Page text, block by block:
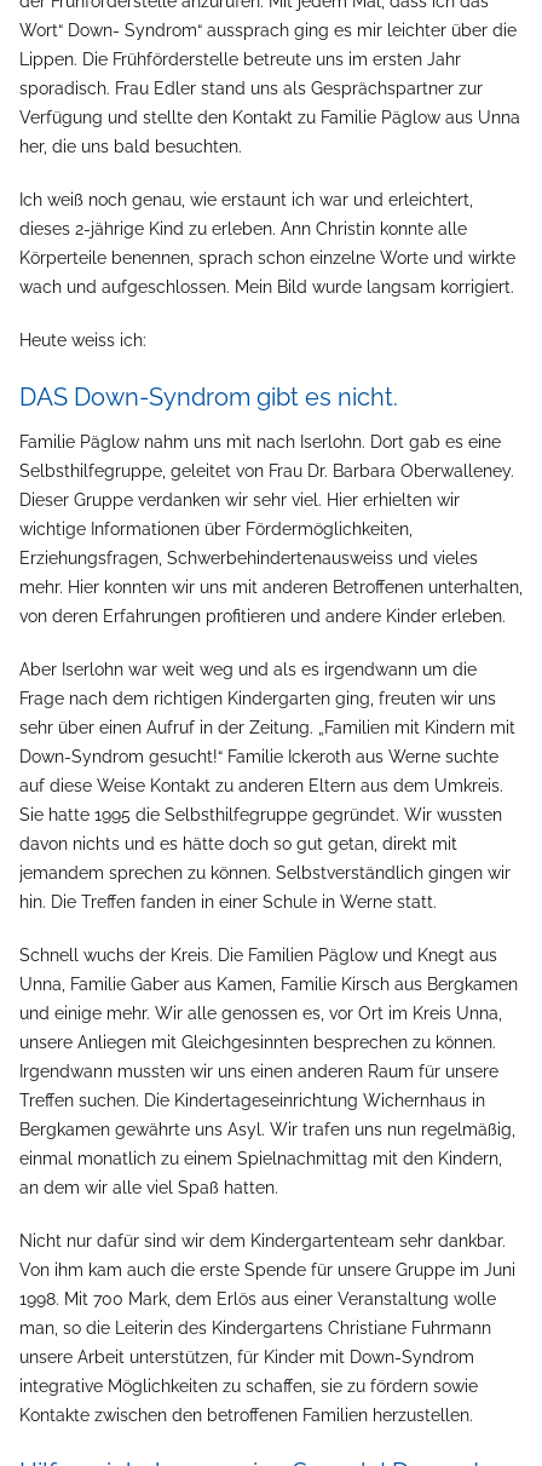
Wort“ Down- Syndrom“ aussprach ging es mir leichter über die
Lippen. Die Frühförderstelle betreute uns im ersten Jahr
sporadisch. Frau Edler stand uns als Gesprächspartner zur
Verfügung und stellte den Kontakt zu Familie Päglow aus Unna
her, die uns bald besuchten.
Ich weiß noch genau, wie erstaunt ich war und erleichtert,
dieses 2-jährige Kind zu erleben. Ann Christin konnte alle
Körperteile benennen, sprach schon einzelne Worte und wirkte
wach und aufgeschlossen. Mein Bild wurde langsam korrigiert.
Heute weiss ich:
DAS Down-Syndrom gibt es nicht.
Familie Päglow nahm uns mit nach Iserlohn. Dort gab es eine
Selbsthilfegruppe, geleitet von Frau Dr. Barbara Oberwalleney.
Dieser Gruppe verdanken wir sehr viel. Hier erhielten wir
wichtige Informationen über Fördermöglichkeiten,
Erziehungsfragen, Schwerbehindertenausweiss und vieles
mehr. Hier konnten wir uns mit anderen Betroffenen unterhalten,
von deren Erfahrungen profitieren und andere Kinder erleben.
Aber Iserlohn war weit weg und als es irgendwann um die
Frage nach dem richtigen Kindergarten ging, freuten wir uns
sehr über einen Aufruf in der Zeitung. „Familien mit Kindern mit
Down-Syndrom gesucht!“ Familie Ickeroth aus Werne suchte
auf diese Weise Kontakt zu anderen Eltern aus dem Umkreis.
Sie hatte 1995 die Selbsthilfegruppe gegründet. Wir wussten
davon nichts und es hätte doch so gut getan, direkt mit
jemandem sprechen zu können. Selbstverständlich gingen wir
hin. Die Treffen fanden in einer Schule in Werne statt.
Schnell wuchs der Kreis. Die Familien Päglow und Knegt aus
Unna, Familie Gaber aus Kamen, Familie Kirsch aus Bergkamen
und einige mehr. Wir alle genossen es, vor Ort im Kreis Unna,
unsere Anliegen mit Gleichgesinnten besprechen zu können.
Irgendwann mussten wir uns einen anderen Raum für unsere
Treffen suchen. Die Kindertageseinrichtung Wichernhaus in
Bergkamen gewährte uns Asyl. Wir trafen uns nun regelmäßig,
einmal monatlich zu einem Spielnachmittag mit den Kindern,
an dem wir alle viel Spaß hatten.
Nicht nur dafür sind wir dem Kindergartenteam sehr dankbar.
Von ihm kam auch die erste Spende für unsere Gruppe im Juni
1998. Mit 700 Mark, dem Erlös aus einer Veranstaltung wolle
man, so die Leiterin des Kindergartens Christiane Fuhrmann
unsere Arbeit unterstützen, für Kinder mit Down-Syndrom
integrative Möglichkeiten zu schaffen, sie zu fördern sowie
Kontakte zwischen den betroffenen Familien herzustellen.